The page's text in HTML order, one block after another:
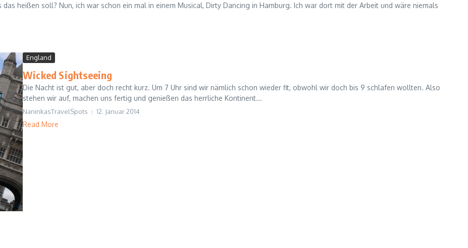
heißen soll? Nun, ich war schon ein mal in einem Musical, Dirty Dancing in Hamburg. Ich war dort mit der Arbeit und wäre niemals
England
Wicked Sightseeing
Die Nacht ist gut, aber doch recht kurz. Um 7 Uhr sind wir nämlich schon wieder fit, obwohl wir doch bis 9 schlafen wollten. Also
stehen wir auf, machen uns fertig und genießen das herrliche Kontinent...
NaninkasTravelSpots 12. Januar 2014
Read More